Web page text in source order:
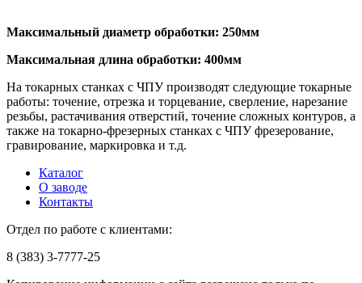
Максимальный диаметр обработки: 250мм
Максимальная длина обработки: 400мм
На токарных станках с ЧПУ производят следующие токарные
работы: точение, отрезка и торцевание, сверление, нарезание
резьбы, растачивания отверстий, точение сложных контуров, а
также на токарно-фрезерных станках с ЧПУ фрезерование,
гравирование, маркировка и т.д.
Каталог
О заводе
Контакты
Отдел по работе с клиентами:
8 (383) 3-7777-25